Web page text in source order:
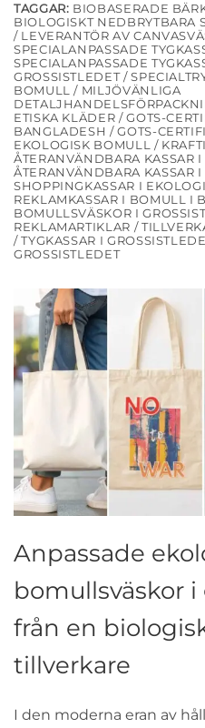
TAGGAR: BIOBASERADE
BIOLOGISKT NEDBRYTBARA
/ LEVERANTÖR AV
SPECIALANPASSADE
SPECIALANPASSADE
GROSSISTLEDET /
BOMULL / MILJÖVÄNLIGA
ETISKA KLÄDER / GOTS-
BANGLADESH / GOTS-
EKOLOGISK BOMULL /
ÅTERANVÄNDBARA KASSAR
ÅTERANVÄNDBARA KASSAR
SHOPPINGKASSAR I
REKLAMKASSAR I BOMULL I
BOMULLSVÄSKOR I
REKLAMARTIKLAR /
/ TYGKASSAR I
GROSSISTLEDET
Anpassade
bomullsväskor
från en
tillverkare
I den moderna eran av